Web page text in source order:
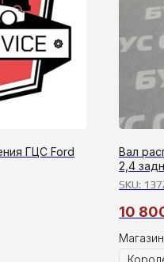
ГЦС Ford
Вал
2,4
SKU:
10
Магазин